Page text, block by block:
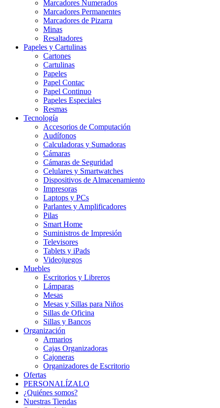
Marcadores Numerados
Marcadores Permanentes
Marcadores de Pizarra
Minas
Resaltadores
Papeles y Cartulinas
Cartones
Cartulinas
Papeles
Papel Contac
Papel Continuo
Papeles Especiales
Resmas
Tecnología
Accesorios de Computación
Audífonos
Calculadoras y Sumadoras
Cámaras
Cámaras de Seguridad
Celulares y Smartwatches
Dispositivos de Almacenamiento
Impresoras
Laptops y PCs
Parlantes y Amplificadores
Pilas
Smart Home
Suministros de Impresión
Televisores
Tablets y iPads
Videojuegos
Muebles
Escritorios y Libreros
Lámparas
Mesas
Mesas y Sillas para Niños
Sillas de Oficina
Sillas y Bancos
Organización
Armarios
Cajas Organizadoras
Cajoneras
Organizadores de Escritorio
Ofertas
PERSONALÍZALO
¿Quiénes somos?
Nuestras Tiendas